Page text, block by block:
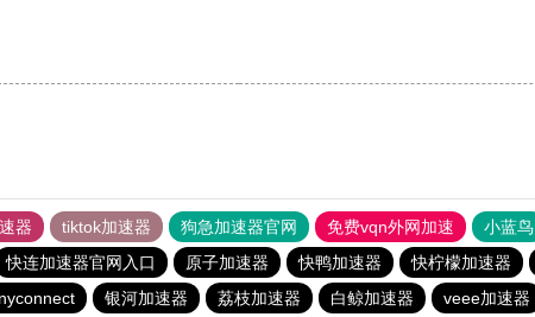
器 tiktok加速器 狗急加速器官网 免费vqn外网加速 小蓝鸟
快连加速器官网入口 原子加速器 快鸭加速器 快柠檬加速器
银河加速器 荔枝加速器 白鲸加速器 veee加速器